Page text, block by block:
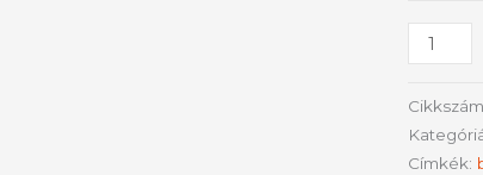
Címkék: